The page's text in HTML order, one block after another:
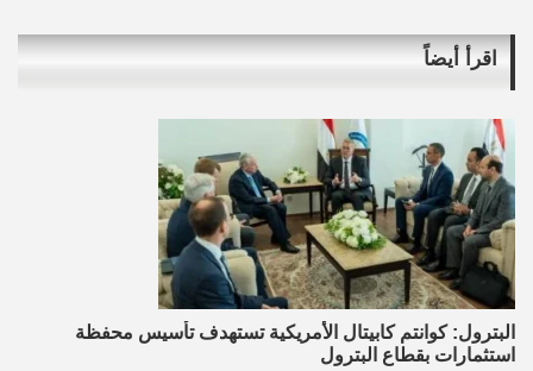
اقرأ أيضاً
البترول: كوانتم كابيتال الأمريكية تستهدف تأسيس محفظة
استثمارات بقطاع البترول